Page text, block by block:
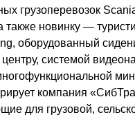
грузоперевозок
также новинку —
оборудованный
системой
компания
для грузовой,